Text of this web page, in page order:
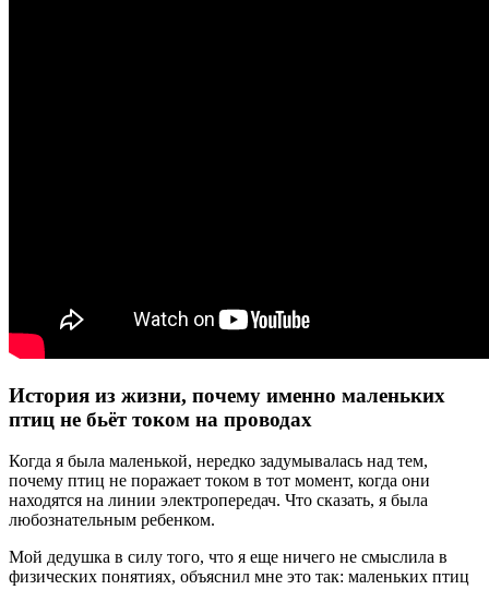
История из жизни, почему именно маленьких
птиц не бьёт током на проводах
Когда я была маленькой, нередко задумывалась над тем,
почему птиц не поражает током в тот момент, когда они
находятся на линии электропередач. Что сказать, я была
любознательным ребенком.
Мой дедушка в силу того, что я еще ничего не смыслила в
физических понятиях, объяснил мне это так: маленьких птиц